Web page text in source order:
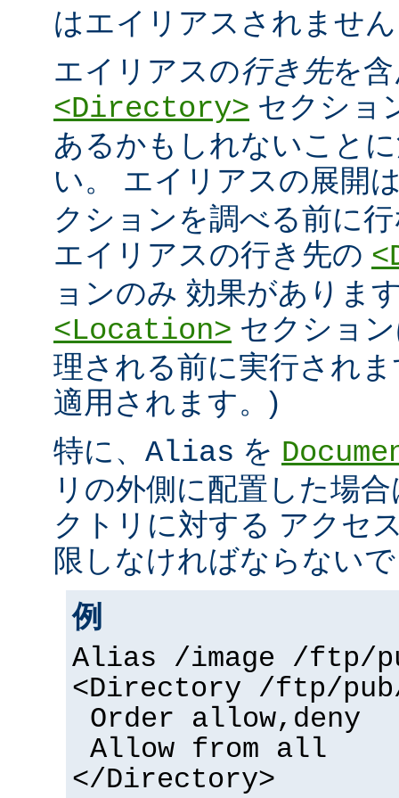
はエイリアスされませ
エイリアスの行き先を
<Directory> セクショ
あるかもしれないこと
い。 エイリアスの展開
クションを調べる前に
エイリアスの行き先の
ョンのみ 効果がありま
<Location> セクショ
理される前に実行され
適用されます。)
特に、 Alias を
リの外側に配置した場
クトリに対する アクセ
限しなければならない
例
Alias /image /ftp/
<Directory /ftp/pub/
Order allow,deny
Allow from all
</Directory>